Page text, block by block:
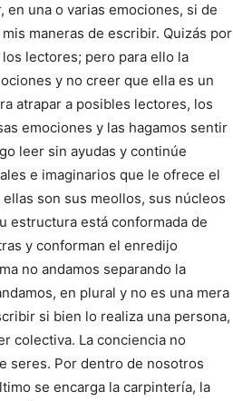
una o varias emociones, si de
maneras de escribir. Quizás por
lectores; pero para ello la
y no creer que ella es un
atrapar a posibles lectores, los
emociones y las hagamos sentir
leer sin ayudas y continúe
e imaginarios que le ofrece el
son sus meollos, sus núcleos
estructura está conformada de
y conforman el enredijo
no andamos separando la
en plural y no es una mera
si bien lo realiza una persona,
colectiva. La conciencia no
seres. Por dentro de nosotros
se encarga la carpintería, la